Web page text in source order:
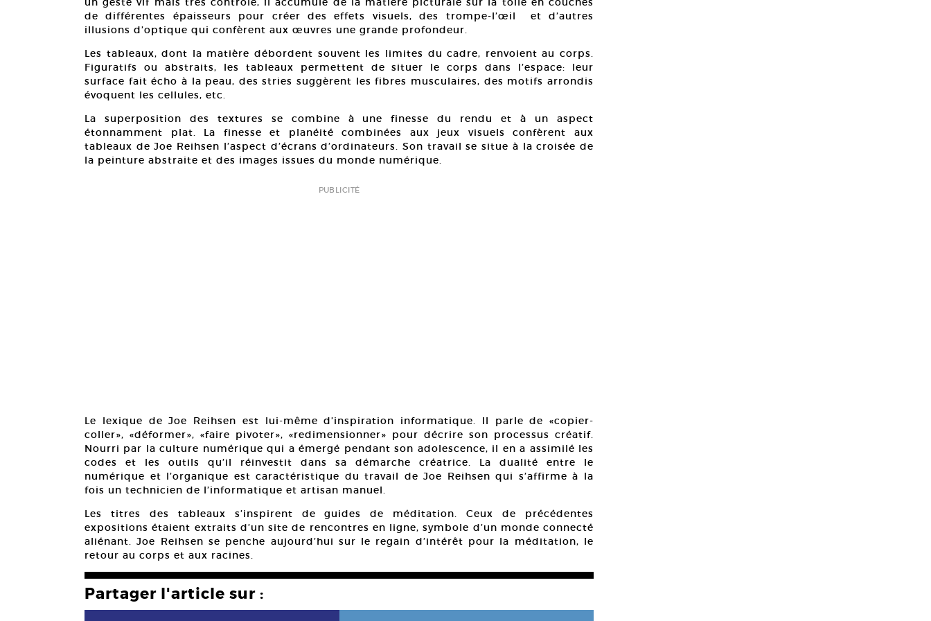
de différentes épaisseurs pour créer des effets visuels, des trompe-l’œil et d’autres
illusions d’optique qui confèrent aux œuvres une grande profondeur.
Les tableaux, dont la matière débordent souvent les limites du cadre, renvoient au corps.
Figuratifs ou abstraits, les tableaux permettent de situer le corps dans l’espace: leur
surface fait écho à la peau, des stries suggèrent les fibres musculaires, des motifs arrondis
évoquent les cellules, etc.
La superposition des textures se combine à une finesse du rendu et à un aspect
étonnamment plat. La finesse et planéité combinées aux jeux visuels confèrent aux
tableaux de Joe Reihsen l’aspect d’écrans d’ordinateurs. Son travail se situe à la croisée de
la peinture abstraite et des images issues du monde numérique.
PUBLICITÉ
Le lexique de Joe Reihsen est lui-même d’inspiration informatique. Il parle de «copier-
coller», «déformer», «faire pivoter», «redimensionner» pour décrire son processus créatif.
Nourri par la culture numérique qui a émergé pendant son adolescence, il en a assimilé les
codes et les outils qu’il réinvestit dans sa démarche créatrice. La dualité entre le
numérique et l’organique est caractéristique du travail de Joe Reihsen qui s’affirme à la
fois un technicien de l’informatique et artisan manuel.
Les titres des tableaux s’inspirent de guides de méditation. Ceux de précédentes
expositions étaient extraits d’un site de rencontres en ligne, symbole d’un monde connecté
aliénant. Joe Reihsen se penche aujourd’hui sur le regain d’intérêt pour la méditation, le
retour au corps et aux racines.
Partager l'article sur :